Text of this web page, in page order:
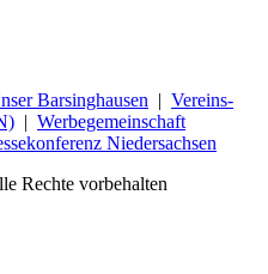
Barsinghausen | Vereins-
| Werbegemeinschaft
Niedersachsen
Rechte vorbehalten